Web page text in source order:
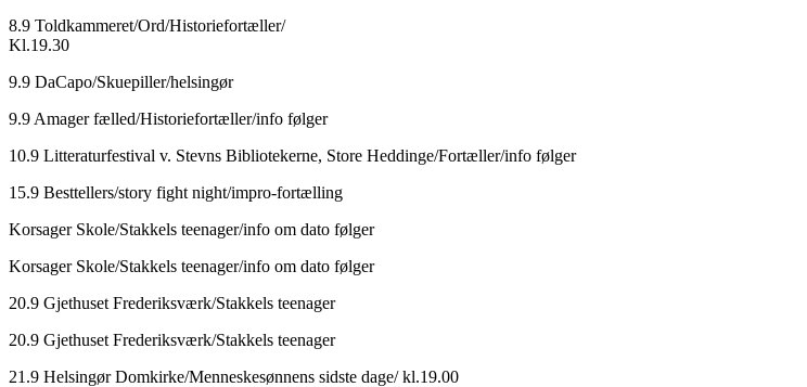
8.9 Toldkammeret/Ord/Historiefortæller/
Kl.19.30
9.9 DaCapo/Skuepiller/helsingør
9.9 Amager fælled/Historiefortæller/info følger
10.9 Litteraturfestival v. Stevns Bibliotekerne, Store Heddinge/Fortæller/info følger
15.9 Besttellers/story fight night/impro-fortælling
Korsager Skole/Stakkels teenager/info om dato følger
Korsager Skole/Stakkels teenager/info om dato følger
20.9 Gjethuset Frederiksværk/Stakkels teenager
20.9 Gjethuset Frederiksværk/Stakkels teenager
21.9 Helsingør Domkirke/Menneskesønnens sidste dage/ kl.19.00